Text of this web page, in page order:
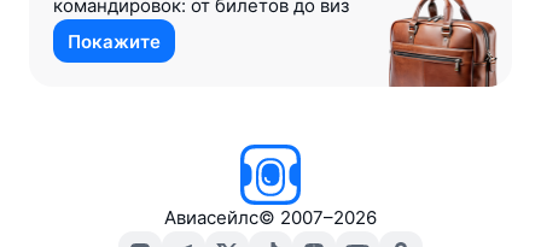
командировок: от билетов до виз
Покажите
Авиасейлс© 2007–2026